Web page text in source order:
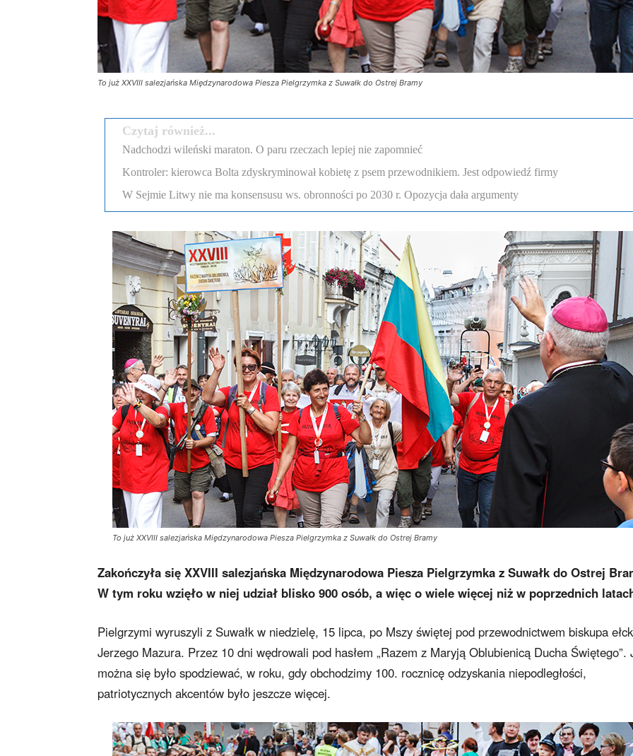
To już XXVIII salezjańska Międzynarodowa Piesza Pielgrzymka z Suwałk do Ostrej Bramy
Czytaj również...
Nadchodzi wileński maraton. O paru rzeczach lepiej nie zapomnieć
Kontroler: kierowca Bolta zdyskryminował kobietę z psem przewodnikiem. Jest odpowiedź firmy
W Sejmie Litwy nie ma konsensusu ws. obronności po 2030 r. Opozycja dała argumenty
To już XXVIII salezjańska Międzynarodowa Piesza Pielgrzymka z Suwałk do Ostrej Bramy
Zakończyła się XXVIII salezjańska Międzynarodowa Piesza Pielgrzymka z Suwałk do Ostrej
W tym roku wzięło w niej udział blisko 900 osób, a więc o wiele więcej niż w poprzednich
Pielgrzymi wyruszyli z Suwałk w niedzielę, 15 lipca, po Mszy świętej pod przewodnictwem biskupa
Jerzego Mazura. Przez 10 dni wędrowali pod hasłem „Razem z Maryją Oblubienicą Ducha Świętego”.
można się było spodziewać, w roku, gdy obchodzimy 100. rocznicę odzyskania niepodległości,
patriotycznych akcentów było jeszcze więcej.